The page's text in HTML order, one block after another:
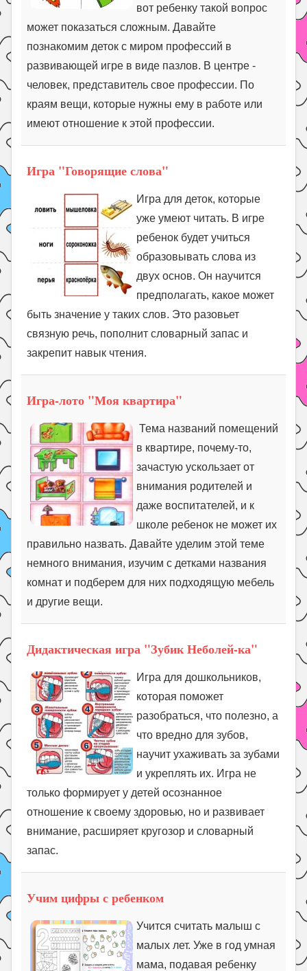
вот ребенку такой вопрос
может показаться сложным. Давайте
познакомим деток с миром профессий в
развивающей игре в виде пазлов. В центре -
человек, представитель свое профессии. По
краям вещи, которые нужны ему в работе или
имеют отношение к этой профессии.
Игра "Говорящие слова"
Игра для деток, которые
уже умеют читать. В игре
ребенок будет учиться
образовывать слова из
двух основ. Он научится
предполагать, какое может
быть значение у таких слов. Это разовьет
связную речь, пополнит словарный запас и
закрепит навык чтения.
Игра-лото "Моя квартира"
Тема названий помещений
в квартире, почему-то,
зачастую ускользает от
внимания родителей и
даже воспитателей, и к
школе ребенок не может их
правильно назвать. Давайте уделим этой теме
немного внимания, изучим с детками названия
комнат и подберем для них подходящую мебель
и другие вещи.
Дидактическая игра "Зубик Неболей-ка"
Игра для дошкольников,
которая поможет
разобраться, что полезно, а
что вредно для зубов,
научит ухаживать за зубами
и укреплять их. Игра не
только формирует у детей осознанное
отношение к своему здоровью, но и развивает
внимание, расширяет кругозор и словарный
запас.
Учим цифры с ребенком
Учится считать малыш с
малых лет. Уже в год умная
мама, подавая ребенку